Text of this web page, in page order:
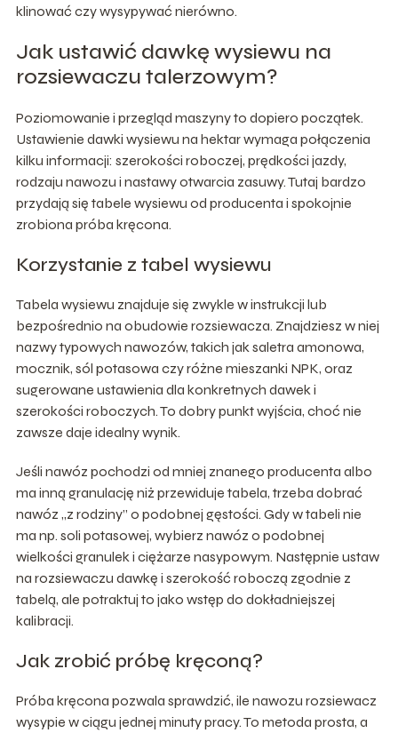
klinować czy wysypywać nierówno.
Jak ustawić dawkę wysiewu na
rozsiewaczu talerzowym?
Poziomowanie i przegląd maszyny to dopiero początek.
Ustawienie dawki wysiewu na hektar wymaga połączenia
kilku informacji: szerokości roboczej, prędkości jazdy,
rodzaju nawozu i nastawy otwarcia zasuwy. Tutaj bardzo
przydają się tabele wysiewu od producenta i spokojnie
zrobiona próba kręcona.
Korzystanie z tabel wysiewu
Tabela wysiewu znajduje się zwykle w instrukcji lub
bezpośrednio na obudowie rozsiewacza. Znajdziesz w niej
nazwy typowych nawozów, takich jak saletra amonowa,
mocznik, sól potasowa czy różne mieszanki NPK, oraz
sugerowane ustawienia dla konkretnych dawek i
szerokości roboczych. To dobry punkt wyjścia, choć nie
zawsze daje idealny wynik.
Jeśli nawóz pochodzi od mniej znanego producenta albo
ma inną granulację niż przewiduje tabela, trzeba dobrać
nawóz „z rodziny” o podobnej gęstości. Gdy w tabeli nie
ma np. soli potasowej, wybierz nawóz o podobnej
wielkości granulek i ciężarze nasypowym. Następnie ustaw
na rozsiewaczu dawkę i szerokość roboczą zgodnie z
tabelą, ale potraktuj to jako wstęp do dokładniejszej
kalibracji.
Jak zrobić próbę kręconą?
Próba kręcona pozwala sprawdzić, ile nawozu rozsiewacz
wysypie w ciągu jednej minuty pracy. To metoda prosta, a